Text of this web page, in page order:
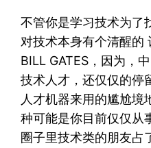
不管你是学习技术为了
对技术本身有个清醒的
BILL GATES，因为，
技术人才，还仅仅的停
人才机器来用的尴尬境
种可能是你目前仅仅从
圈子里技术类的朋友占